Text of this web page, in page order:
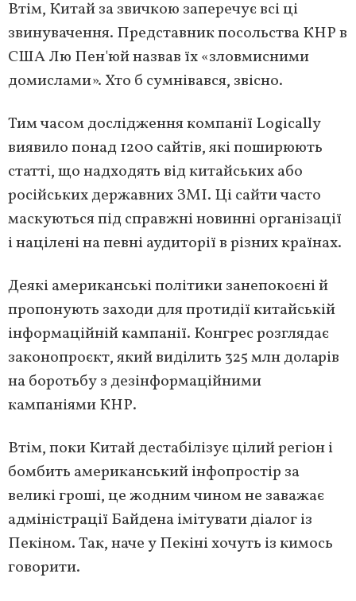
Втім, Китай за звичкою заперечує всі ці
звинувачення. Представник посольства КНР в
США Лю Пен'юй назвав їх «зловмисними
домислами». Хто б сумнівався, звісно.
Тим часом дослідження компанії Logically
виявило понад 1200 сайтів, які поширюють
статті, що надходять від китайських або
російських державних ЗМІ. Ці сайти часто
маскуються під справжні новинні організації
і націлені на певні аудиторії в різних країнах.
Деякі американські політики занепокоєні й
пропонують заходи для протидії китайській
інформаційній кампанії. Конгрес розглядає
законопроєкт, який виділить 325 млн доларів
на боротьбу з дезінформаційними
кампаніями КНР.
Втім, поки Китай дестабілізує цілий регіон і
бомбить американський інфопростір за
великі гроші, це жодним чином не заважає
адміністрації Байдена імітувати діалог із
Пекіном. Так, наче у Пекіні хочуть із кимось
говорити.